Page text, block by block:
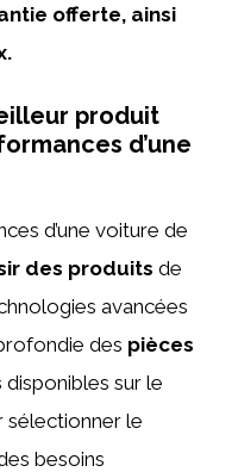
offerte, ainsi
produit
d’une
d’une voiture de
des produits de
avancées
des pièces
disponibles sur le
sélectionner le
besoins